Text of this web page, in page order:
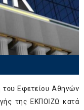
Εφετείου Αθηνών
της ΕΚΠΟΙΖΩ κατά